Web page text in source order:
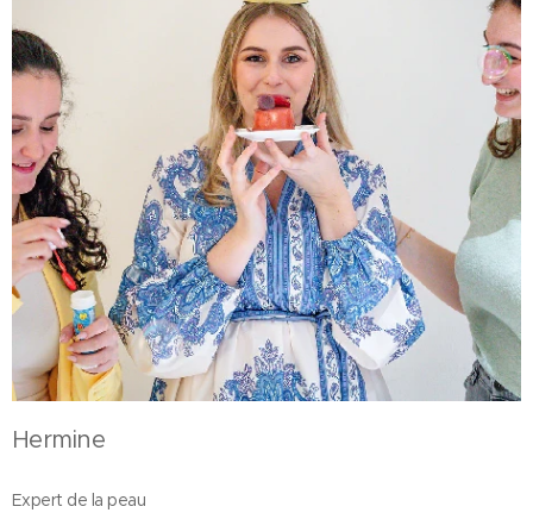
Hermine
Expert de la peau